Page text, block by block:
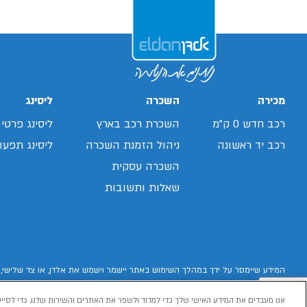
מכירה
רכב חדש 0 ק"מ
רכב יד ראשונה
השכרה
השכרת רכב בארץ
ניהול הזמנת השכרה
השכרה עסקית
שאלות ותשובות
ליסינג
ליסינג פרטי
ליסינג
המידע שיימסר על ידך במהלך השימוש באתר יישמר וישמש את אלדן, או צד
אנו מעבדים את המידע האישי שלך כדי למדוד ולשפר את האתרים והשירות שלנו, כדי